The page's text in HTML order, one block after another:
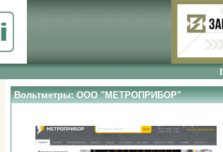
Вольтметры: ООО "МЕТРОПРИБОР"